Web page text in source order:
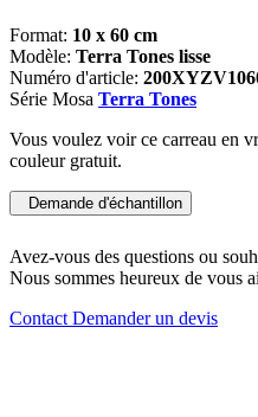
Format: 10 x 60 cm
Modèle: Terra Tones lisse
Numéro d'article:
Série Mosa Terra Tones
Vous voulez voir ce carreau en
couleur gratuit.
Demande d'échantillon
Avez-vous des questions ou
Nous sommes heureux de vous
Contact Demander un devis